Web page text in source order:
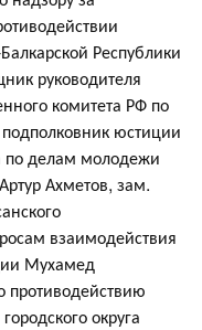
Республики
руководителя
комитета РФ по
юстиции
по делам молодежи
Ахметов, зам.
взаимодействия
Мухамед
противодействию
округа